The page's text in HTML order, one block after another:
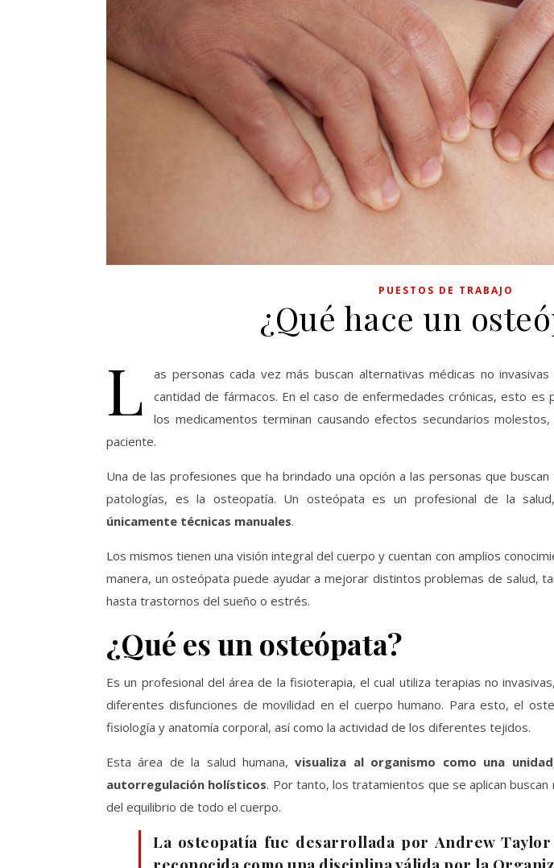
PUESTOS DE TRABAJO
¿Qué hace un
L
as personas cada vez más buscan alternativas médicas no
cantidad de fármacos. En el caso de enfermedades crónicas, esto
los medicamentos terminan causando efectos secundarios
paciente.
Una de las profesiones que ha brindado una opción a las personas que
patologías, es la osteopatía. Un osteópata es un profesional de la
únicamente técnicas manuales.
Los mismos tienen una visión integral del cuerpo y cuentan con amplios
manera, un osteópata puede ayudar a mejorar distintos problemas de salud,
hasta trastornos del sueño o estrés.
¿Qué es un osteópata?
Es un profesional del área de la fisioterapia, el cual utiliza terapias no
diferentes disfunciones de movilidad en el cuerpo humano. Para esto, el
fisiología y anatomía corporal, así como la actividad de los diferentes tejidos.
Esta área de la salud humana,visualiza al organismo como una
autorregulación holísticos. Por tanto, los tratamientos que se aplican
del equilibrio de todo el cuerpo.
La osteopatía fue desarrollada por Andrew Taylor